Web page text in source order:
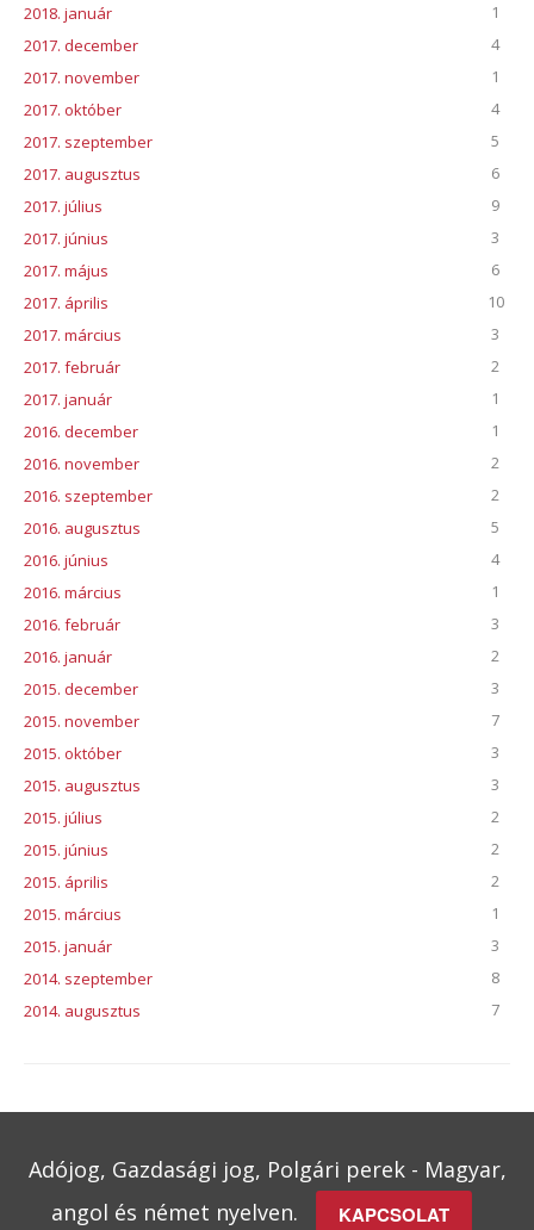
2018. január
1
2017. december
4
2017. november
1
2017. október
4
2017. szeptember
5
2017. augusztus
6
2017. július
9
2017. június
3
2017. május
6
2017. április
10
2017. március
3
2017. február
2
2017. január
1
2016. december
1
2016. november
2
2016. szeptember
2
2016. augusztus
5
2016. június
4
2016. március
1
2016. február
3
2016. január
2
2015. december
3
2015. november
7
2015. október
3
2015. augusztus
3
2015. július
2
2015. június
2
2015. április
2
2015. március
1
2015. január
3
2014. szeptember
8
2014. augusztus
7
Adójog, Gazdasági jog, Polgári perek - Magyar,
angol és német nyelven.
KAPCSOLAT